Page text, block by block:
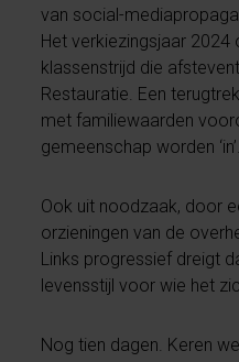
van social-
Het verkiezingsjaar 2024
klassenstrijd die
Restauratie. Een
met familiewaarden
gemeenschap worden ‘in’.
Ook uit noodzaak, door
orzieningen van de
Links progressief dreigt
levensstijl voor wie het
Nog tien dagen. Keren we